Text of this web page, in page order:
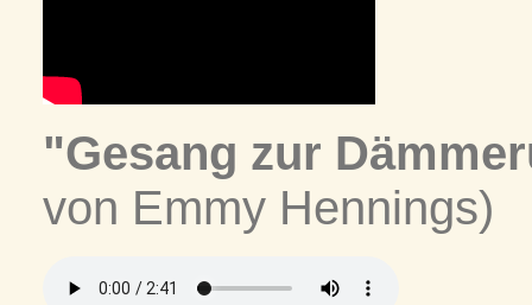
"Gesang zur
von Emmy Hennings)